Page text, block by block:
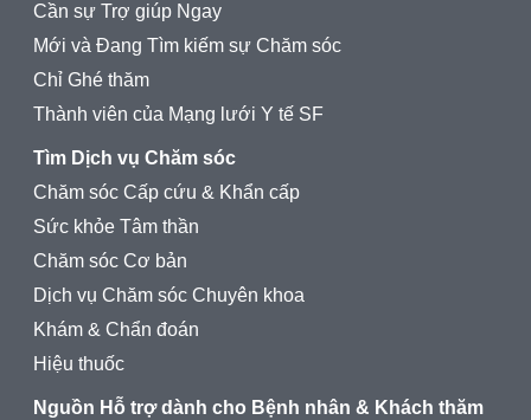
Cần sự Trợ giúp Ngay
Mới và Đang Tìm kiếm sự Chăm sóc
Chỉ Ghé thăm
Thành viên của Mạng lưới Y tế SF
Tìm Dịch vụ Chăm sóc
Chăm sóc Cấp cứu & Khẩn cấp
Sức khỏe Tâm thần
Chăm sóc Cơ bản
Dịch vụ Chăm sóc Chuyên khoa
Khám & Chẩn đoán
Hiệu thuốc
Nguồn Hỗ trợ dành cho Bệnh nhân & Khách thăm